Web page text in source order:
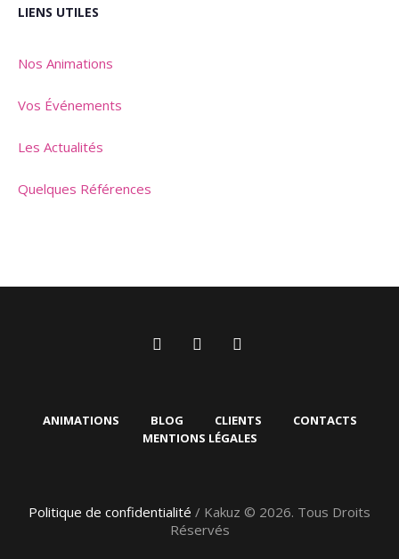
LIENS UTILES
Nos Animations
Vos Événements
Les Actualités
Quelques Références
ANIMATIONS BLOG CLIENTS
CONTACTS
MENTIONS LÉGALES
Politique de confidentialité / Kakuz © 2026. Tous Droits
Réservés